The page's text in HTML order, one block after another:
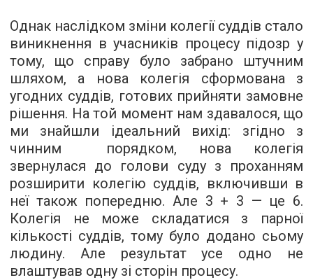
Однак наслідком зміни колегії суддів стало
виникнення в учасників процесу підозр у
тому, що справу було забрано штучним
шляхом, а нова колегія сформована з
угодних суддів, готових прийняти замовне
рішення. На той момент нам здавалося, що
ми знайшли ідеальний вихід: згідно з
чинним порядком, нова колегія
звернулася до голови суду з проханням
розширити колегію суддів, включивши в
неї також попередню. Але 3 + 3 — це 6.
Колегія не може складатися з парної
кількості суддів, тому було додано сьому
людину. Але результат усе одно не
влаштував одну зі сторін процесу.